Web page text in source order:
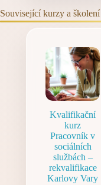
Související kurzy a školení
Kvalifikační
kurz
Pracovník v
sociálních
službách –
rekvalifikace
Karlovy Vary